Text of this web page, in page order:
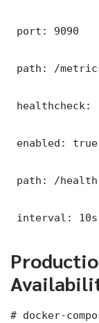
port: 9090
path: /
healthcheck:
enabled: true
path: /health
interval: 10s
# docker-